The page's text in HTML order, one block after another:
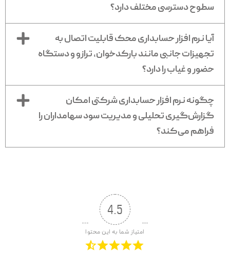
مدیریت بهتر هزینه‌ها و درآمدها
یکپارچگی بین انبار، فروش و حسابداری
افزایش شفافیت مالی در سطح سازمان
قیمت نرم افزار حسابداری
شرکتی
قیمت نرم افزار حسابداری شرکتی به عواملی مانند سطح
مناسبی داشته باشد. در همین صفحه می‌توانید لیست قیمت و
امکانات هر نسخه را مشاهده کرده و بر اساس نیاز سازمان خود
بهترین گزینه را انتخاب کنید.
سطوح دسترسی مختلف دارد؟
آیا نرم افزار حسابداری محک قابلیت اتصال به
تجهیزات جانبی مانند بارکدخوان، ترازو و دستگاه
حضور و غیاب را دارد؟
چگونه نرم افزار حسابداری شرکتی امکان
گزارش‌گیری تحلیلی و مدیریت سود سهامداران را
فراهم می‌کند؟
4.5
امتیاز شما به این محتوا